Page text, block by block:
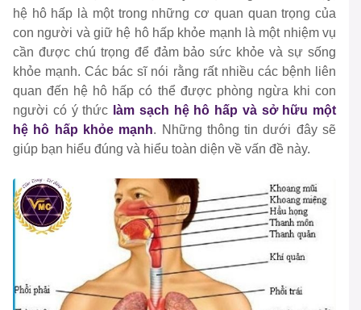
hệ hô hấp là một trong những cơ quan quan trọng của
con người và giữ hệ hô hấp khỏe mạnh là một nhiệm vụ
cần được chú trọng để đảm bảo sức khỏe và sự sống
khỏe mạnh. Các bác sĩ nói rằng rất nhiều các bệnh liên
quan đến hệ hô hấp có thể được phòng ngừa khi con
người có ý thức làm sạch hệ hô hấp và sở hữu một
hệ hô hấp khỏe mạnh. Những thông tin dưới đây sẽ
giúp bạn hiểu đúng và hiểu toàn diện về vấn đề này.